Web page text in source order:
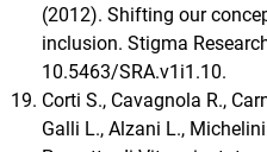
(2012). Shifting our
inclusion. Stigma
10.5463/SRA.v1i1.10.
Corti S., Cavagnola R.,
Galli L., Alzani L.,